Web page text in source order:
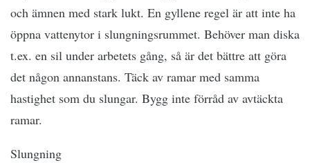
och ämnen med stark lukt. En gyllene regel är att inte ha
öppna vattenytor i slungningsrummet. Behöver man diska
t.ex. en sil under arbetets gång, så är det bättre att göra
det någon annanstans. Täck av ramar med samma
hastighet som du slungar. Bygg inte förråd av avtäckta
ramar.
Slungning